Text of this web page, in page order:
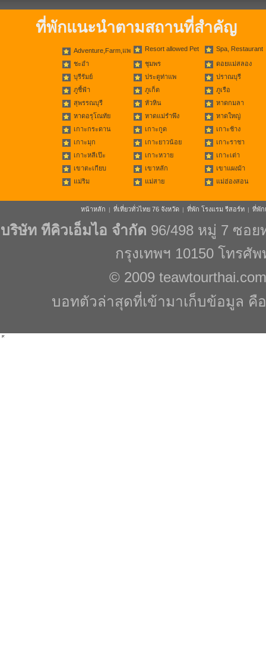
ที่พักแนะนำตามสถานที่สำคัญ
Adventure,Farm,แพ Resort allowed Pet Spa, Restaurant
ชะอำ ชุมพร
ดอยแม่สลอง
บุรีรัมย์
ประตูท่าแพ
ปราณบุรี
ภูชี้ฟ้า
ภูเก็ต
ภูเรือ
สุพรรณบุรี
หัวหิน
หาดกมลา
หาดอรุโณทัย
หาดแม่รำพึง
หาดใหญ่
เกาะกระดาน
เกาะกูด
เกาะช้าง
เกาะมุก
เกาะยาวน้อย
เกาะราชา
เกาะหลีเป๊ะ
เกาะหวาย
เกาะเต่า
เขาตะเกียบ
เขาหลัก
เขาแผงม้า
แม่ริม
แม่สาย แม่ฮ่องสอน
หน้าหลัก | ที่เที่ยวทั่วไทย 76 จังหวัด | ที่พัก โรงแรม รีสอร์ท | ที่พัก
บริษัท ทีคิวเอ็มไอ จำกัด 96/498 หมู่ 7 ซอ
กรุงเทพฯ 10150 โทรศั
© 2009 teawtourthai.com
บอทตัวล่าสุดที่เข้ามาเก็บข้อมูล คือ